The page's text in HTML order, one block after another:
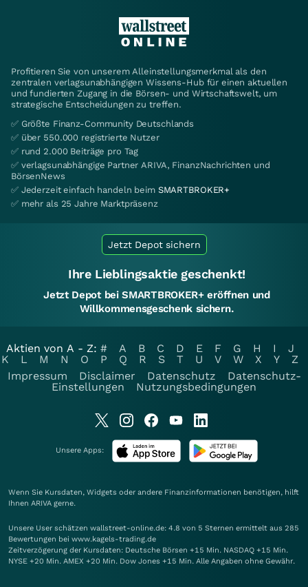
Profitieren Sie von unserem Alleinstellungsmerkmal als den
zentralen verlagsunabhängigen Wissens-Hub für einen aktuellen
und fundierten Zugang in die Börsen- und Wirtschaftswelt, um
strategische Entscheidungen zu treffen.
✅ Größte Finanz-Community Deutschlands
✅ über 550.000 registrierte Nutzer
✅ rund 2.000 Beiträge pro Tag
✅ verlagsunabhängige Partner ARIVA, FinanzNachrichten und
BörsenNews
✅ Jederzeit einfach handeln beim SMARTBROKER+
✅ mehr als 25 Jahre Marktpräsenz
Jetzt Depot sichern
Ihre Lieblingsaktie geschenkt!
Jetzt Depot bei SMARTBROKER+ eröffnen und
Willkommensgeschenk sichern.
Aktien von A - Z: # A B C D E F G H I
J
K
L M N O P Q R S T U V W X Y
Z
Impressum
Disclaimer Datenschutz
Datenschutz-
Einstellungen
Nutzungsbedingungen
Unsere Apps:
Wenn Sie Kursdaten, Widgets oder andere Finanzinformationen benötigen, hilft
Ihnen ARIVA gerne.
Unsere User schätzen wallstreet-online.de: 4.8 von 5 Sternen ermittelt aus 285
Bewertungen bei www.kagels-trading.de
Zeitverzögerung der Kursdaten: Deutsche Börsen +15 Min. NASDAQ +15 Min.
NYSE +20 Min. AMEX +20 Min. Dow Jones +15 Min. Alle Angaben ohne Gewähr.